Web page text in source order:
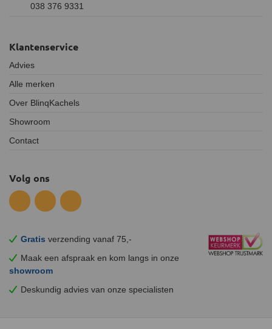
Gratis verzending vanaf 75,-
Maak een afspraak en kom langs in onze
showroom
Deskundig advies van onze specialisten
038 376 9331
Klantenservice
Advies
Alle merken
Over BlinqKachels
Showroom
Contact
Volg ons